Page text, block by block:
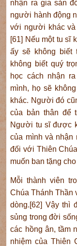
nhận ra gia sản
người hành động
với người khác và
[61] Nếu một tu sĩ
ấy sẽ không biết
không biết quý
học cách nhận
mình, họ sẽ
khác. Người đó
của bản thân để
Người tu sĩ được
của mình và nhận
đối với Thiên
muốn ban tặng
Mỗi thành viên
Chúa Thánh Thần
dòng.[62] Vậy thì
sủng trong đời
các hồng ân, tầm
nhiệm của Thiên